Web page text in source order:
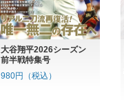
大谷翔平2026シーズン
前半戦特集号
980円（税込）